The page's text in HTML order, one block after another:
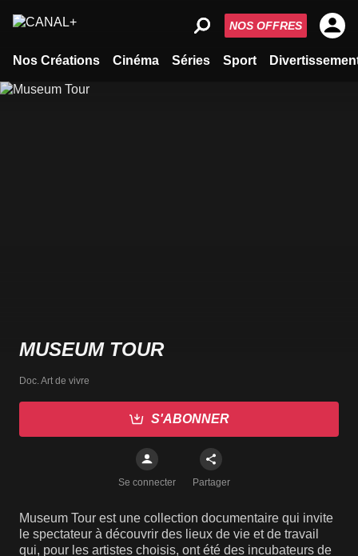
Nos Créations Cinéma Séries Sport
NOS OFFRES
MUSEUM TOUR
Doc. Art de vivre
S'ABONNER
Se connecter Partager
Museum Tour est une collection documentaire qui invite
le spectateur à découvrir des lieux de vie et de travail
qui, pour les artistes choisis, ont été des incubateurs de